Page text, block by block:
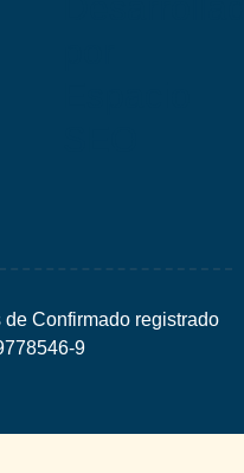
Confirmado registrado
9